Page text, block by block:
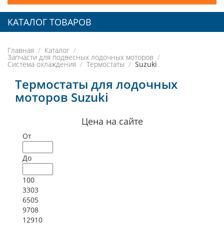
КАТАЛОГ ТОВАРОВ
Главная Каталог
Запчасти для подвесных лодочных моторов
Система охлаждения Термостаты Suzuki
Термостаты для лодочных
моторов Suzuki
Цена на сайте
От
До
100
3303
6505
9708
12910